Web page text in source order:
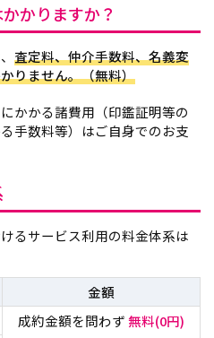
かりますか？
査定料、仲介手数料、名義変
りません。（無料）
かかる諸費用（印鑑証明等の
手数料等）はご自身でのお支
るサービス利用の料金体系は
金額
成約金額を問わず無料(0円)